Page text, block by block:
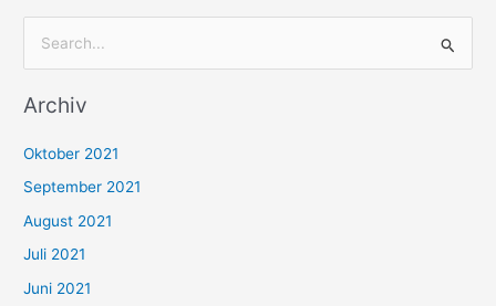
c
n
n
a
c
Archiv
Oktober 2021
September 2021
August 2021
Juli 2021
Juni 2021